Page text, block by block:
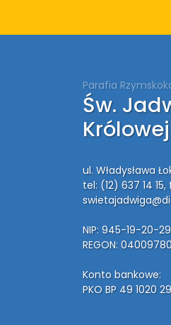
Parafia
Św.
Królowej
ul. Władysława
tel: (12) 637 14 15,
NIP: 945-19-20-
REGON:
Konto bankowe:
PKO BP 49 1020